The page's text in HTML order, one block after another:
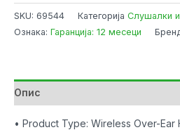
Soundcore
Canceling
количина
SKU: 69544 Категорија Слушалки
Ознака: Гаранција: 12 месеци
Опис
• Product Type: Wireless Over-Ear